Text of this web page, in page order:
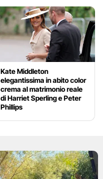
Kate Middleton
elegantissima in abito color
crema al matrimonio reale
di Harriet Sperling e Peter
Phillips